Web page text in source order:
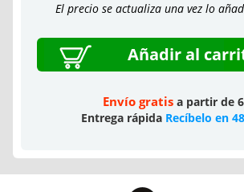
El precio se actualiza una vez lo
Añadir al
Envío gratis a partir de
Entrega rápida Recíbelo en